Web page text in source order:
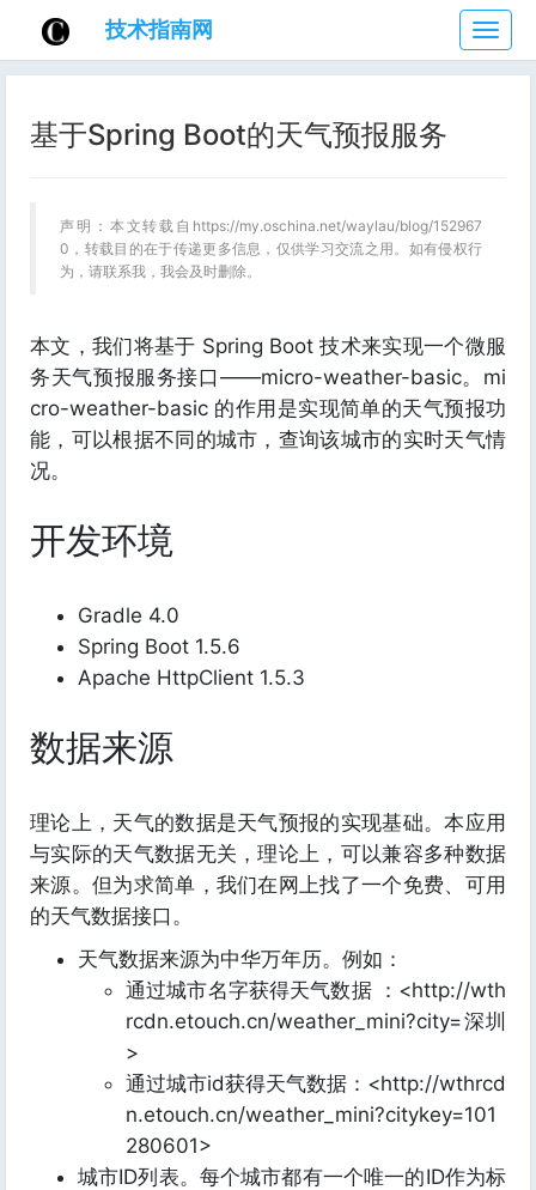
技
术
指
技术指南网
基于Spring Boot的天气预报服务
声明：本文转载自https://my.oschina.net/waylau/blog/152967
0，转载目的在于传递更多信息，仅供学习交流之用。如有侵权行
为，请联系我，我会及时删除。
本文，我们将基于 Spring Boot 技术来实现一个微服
务天气预报服务接口——micro-weather-basic。mi
cro-weather-basic 的作用是实现简单的天气预报功
能，可以根据不同的城市，查询该城市的实时天气情
况。
开发环境
Gradle 4.0
Spring Boot 1.5.6
Apache HttpClient 1.5.3
数据来源
理论上，天气的数据是天气预报的实现基础。本应用
与实际的天气数据无关，理论上，可以兼容多种数据
来源。但为求简单，我们在网上找了一个免费、可用
的天气数据接口。
天气数据来源为中华万年历。例如：
通过城市名字获得天气数据 ：<http://wth
rcdn.etouch.cn/weather_mini?city=深圳
>
通过城市id获得天气数据：<http://wthrcd
n.etouch.cn/weather_mini?citykey=101
280601>
城市ID列表。每个城市都有一个唯一的ID作为标